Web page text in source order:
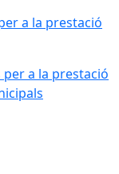
a la prestació
per a la prestació